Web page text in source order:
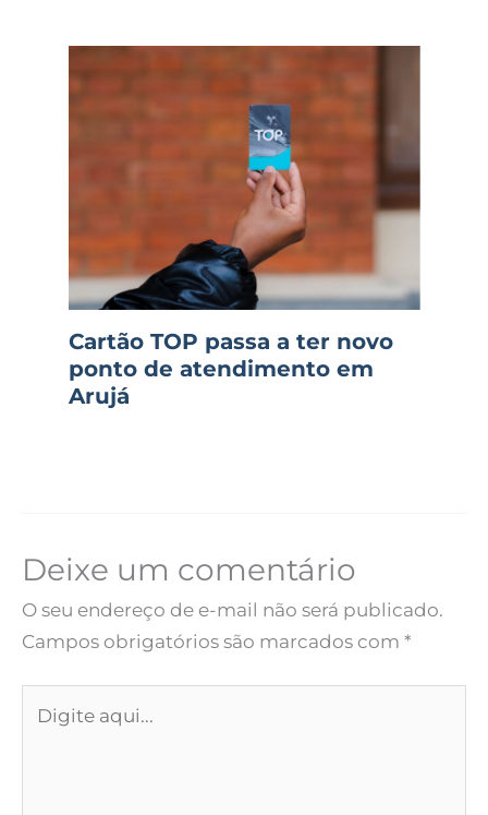
Cartão TOP passa a ter novo
ponto de atendimento em
Arujá
Deixe um comentário
O seu endereço de e-mail não será publicado.
Campos obrigatórios são marcados com *
aqui...